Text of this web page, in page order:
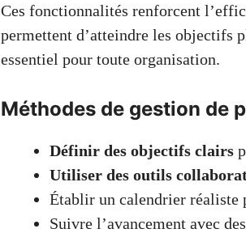
Ces fonctionnalités renforcent
permettent d’atteindre les objectifs
essentiel pour toute organisation.
Méthodes de gestion de
Définir des objectifs clairs
Utiliser des outils
Établir un calendrier réaliste
Suivre l’avancement avec